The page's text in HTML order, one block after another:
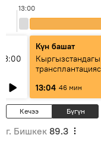
13:00
Күн башат
келечеги
13:04 46 мин
Кечээ Бүгүн
г. Бишкек 89.3